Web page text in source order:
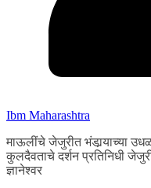
Ibm Maharashtra
माऊलींचे जेजुरीत भंडार्‍याच्या
कुलदैवताचे दर्शन प्रतिनिधी
ज्ञानेश्वर